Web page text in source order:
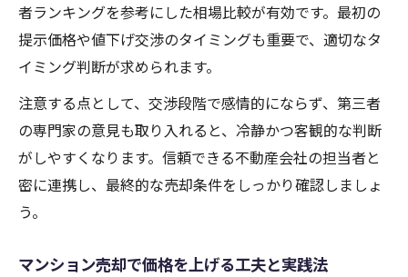
者ランキングを参考にした相場比較が有効です。最初の
提示価格や値下げ交渉のタイミングも重要で、適切なタ
イミング判断が求められます。
注意する点として、交渉段階で感情的にならず、第三者
の専門家の意見も取り入れると、冷静かつ客観的な判断
がしやすくなります。信頼できる不動産会社の担当者と
密に連携し、最終的な売却条件をしっかり確認しましょ
う。
マンション売却で価格を上げる工夫と実践法